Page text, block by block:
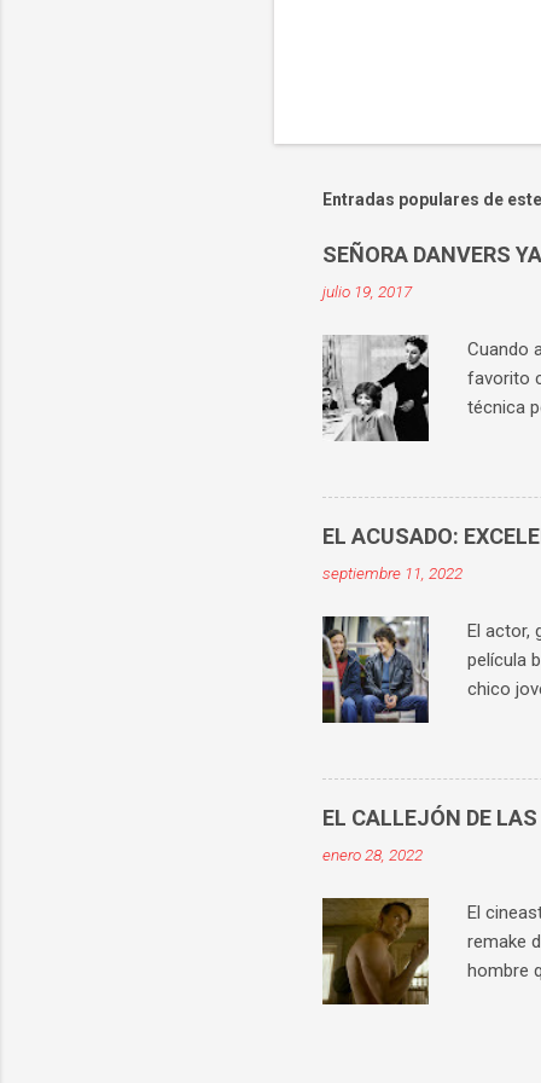
Entradas populares de
SEÑORA DANVERS
julio 19, 2017
Cuando
favorito
técnica
los
apetecía
señora
EL ACUSADO:
septiembre 11, 2022
El actor,
película
chico
no
La
EL CALLEJÓN DE
enero 28, 2022
El
remake
hombre
) y